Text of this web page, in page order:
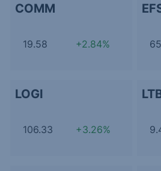
COMM
19.58 +2.84%
LOGI
106.33 +3.26%